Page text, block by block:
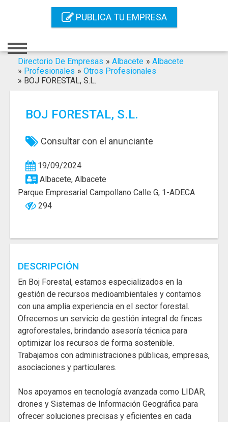
PUBLICA TU EMPRESA
Registro
Contacto
Buscar
Directorio De Empresas » Albacete » Albacete
» Profesionales » Otros Profesionales
» BOJ FORESTAL, S.L.
BOJ FORESTAL, S.L.
Consultar con el anunciante
19/09/2024
Albacete, Albacete
Parque Empresarial Campollano Calle G, 1-ADECA
294
DESCRIPCIÓN
En Boj Forestal, estamos especializados en la
gestión de recursos medioambientales y contamos
con una amplia experiencia en el sector forestal.
Ofrecemos un servicio de gestión integral de fincas
agroforestales, brindando asesoría técnica para
optimizar los recursos de forma sostenible.
Trabajamos con administraciones públicas, empresas,
asociaciones y particulares.
Nos apoyamos en tecnología avanzada como LIDAR,
drones y Sistemas de Información Geográfica para
ofrecer soluciones precisas y eficientes en cada